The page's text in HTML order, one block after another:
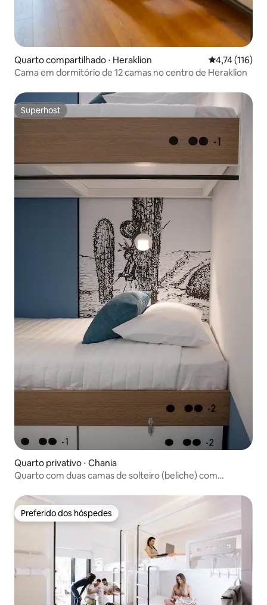
Quarto compartilhado ⋅ Heraklion 4,74 de uma
4,74 (116)
Cama em dormitório de 12 camas no centro de Heraklion
Superhost
Superhost
Quarto privativo ⋅ Chania
Quarto com duas camas de solteiro (beliche) com
Preferido dos hóspedes
Preferido dos hóspedes